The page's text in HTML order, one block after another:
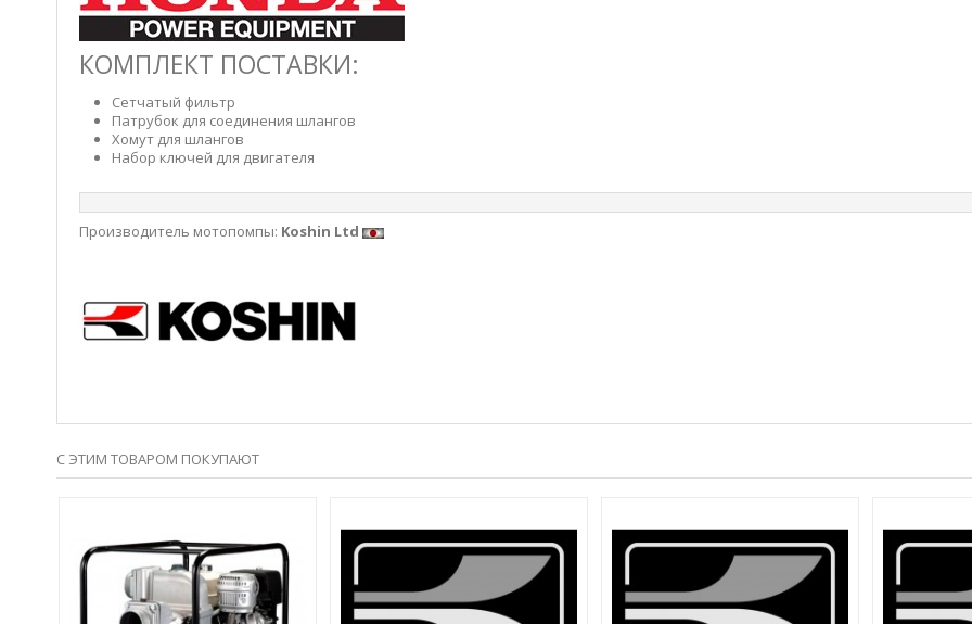
КОМПЛЕКТ ПОСТАВКИ:
Сетчатый фильтр
Патрубок для соединения шлангов
Хомут для шлангов
Набор ключей для двигателя
Производитель мотопомпы: Koshin Ltd
С ЭТИМ ТОВАРОМ ПОКУПАЮТ